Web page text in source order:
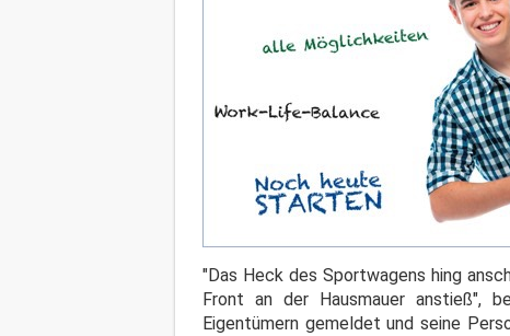
"Das Heck des Sportwagens hing
Front an der Hausmauer anstieß",
Eigentümern gemeldet und seine